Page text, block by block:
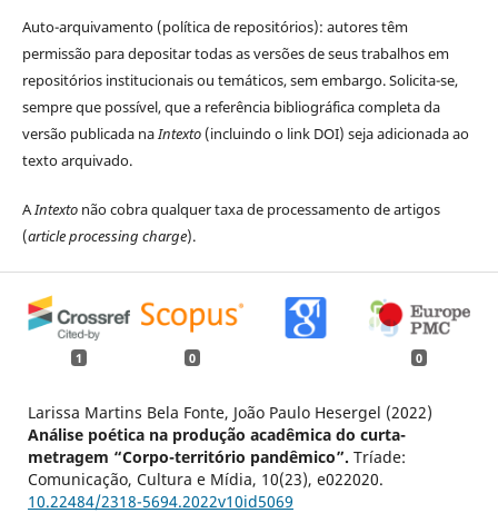
Auto-arquivamento (política de repositórios): autores têm
permissão para depositar todas as versões de seus trabalhos em
repositórios institucionais ou temáticos, sem embargo. Solicita-se,
sempre que possível, que a referência bibliográfica completa da
versão publicada naIntexto(incluindo o link DOI) seja adicionada ao
texto arquivado.
AIntextonão cobra qualquer taxa de processamento de artigos
(article processing charge).
1 0 0
Larissa Martins Bela Fonte, João Paulo Hesergel (2022)
Análise poética na produção acadêmica do curta-
metragem “Corpo-território pandêmico”. Tríade:
Comunicação, Cultura e Mídia, 10(23), e022020.
10.22484/2318-5694.2022v10id5069